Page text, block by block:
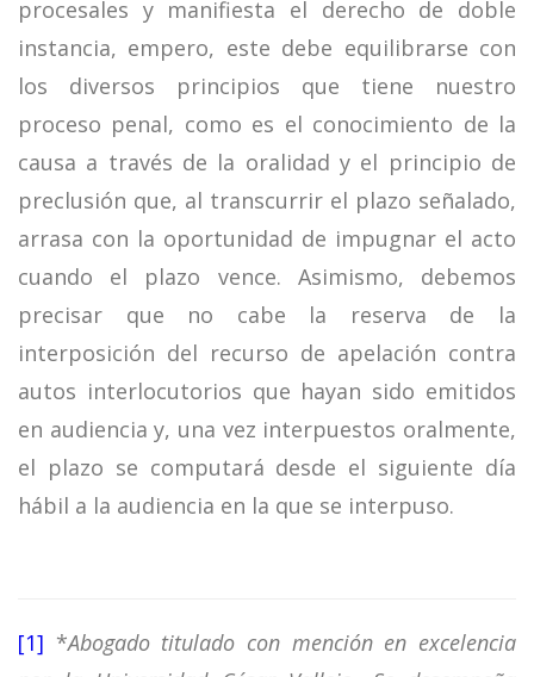
procesales y manifiesta el derecho de doble
instancia, empero, este debe equilibrarse con
los diversos principios que tiene nuestro
proceso penal, como es el conocimiento de la
causa a través de la oralidad y el principio de
preclusión que, al transcurrir el plazo señalado,
arrasa con la oportunidad de impugnar el acto
cuando el plazo vence. Asimismo, debemos
precisar que no cabe la reserva de la
interposición del recurso de apelación contra
autos interlocutorios que hayan sido emitidos
en audiencia y, una vez interpuestos oralmente,
el plazo se computará desde el siguiente día
hábil a la audiencia en la que se interpuso.
[1] *Abogado titulado con mención en excelencia